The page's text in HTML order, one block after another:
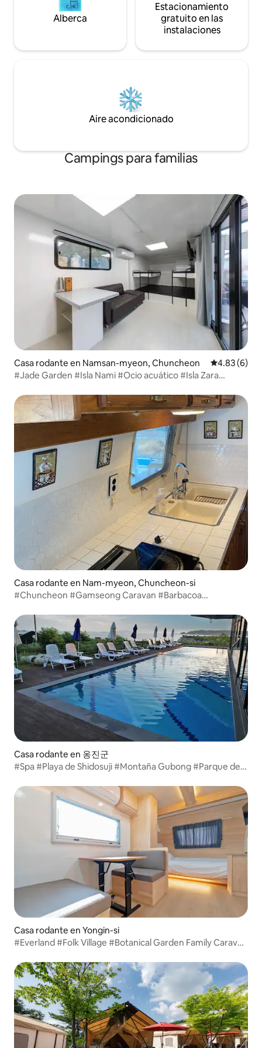
Llegada: después de las 15:00 h. Check-
out: antes de las 11:00 a. m. Asegúrate
feliz...
disfrutar de un
apacible en el campo. Es
especial donde
la paz de la naturaleza. Para
Alberca
Estacionamiento
gratuito en las
instalaciones
Aire acondicionado
Campings para familias
Casa rodante en Namsan-myeon, Chuncheon Calificación
4.83 (6)
#Jade Garden #Isla Nami #Ocio acuático #Isla Zara
Casa rodante en Nam-myeon, Chuncheon-si
#Chuncheon #Gamseong Caravan #Barbacoa
Casa rodante en 옹진군
#Spa #Playa de Shidosuji #Montaña Gubong #Parque de
Casa rodante en Yongin-si
#Everland #Folk Village #Botanical Garden Family Caravan